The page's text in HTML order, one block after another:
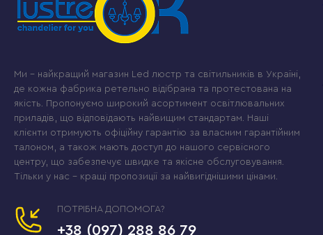
Ми – найкращий магазин Led люстр та світильників в Україні,
де кожна фабрика ретельно відібрана та протестована на
якість. Пропонуємо широкий асортимент освітлювальних
приладів, що відповідають найвищим стандартам. Наші
клієнти отримують офіційну гарантію за власним гарантійним
талоном, а також мають доступ до нашого сервісного
центру, що забезпечує швидке та якісне обслуговування.
Тільки у нас – кращі пропозиції за найвигіднішими цінами.
ПОТРІБНА ДОПОМОГА?
+38 (097) 288 86 79